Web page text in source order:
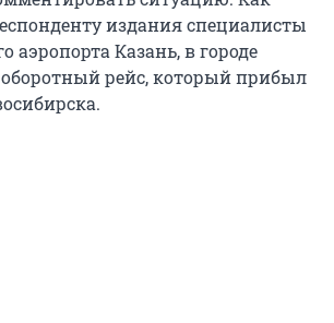
издания специалисты
аэропорта Казань, в городе
рейс, который прибыл